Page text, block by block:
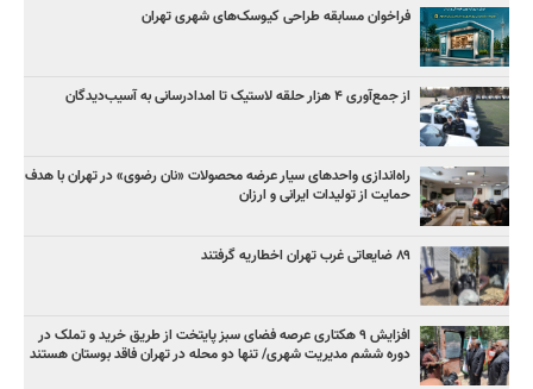
فراخوان مسابقه طراحی کیوسک‌های شهری تهران
از جمع‌آوری ۴ هزار حلقه لاستیک تا امدادرسانی به آسیب‌دیدگان
راه‌اندازی واحدهای سیار عرضه محصولات «نان رضوی» در تهران با هدف
حمایت از تولیدات ایرانی و ارزان
۸۹ ضایعاتی غرب تهران اخطاریه گرفتند
افزایش ۹ هکتاری عرصه فضای سبز پایتخت از طریق خرید و تملک در
دوره ششم مدیریت شهری/ تنها دو محله در تهران فاقد بوستان هستند